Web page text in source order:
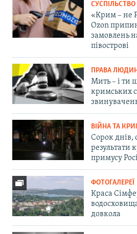
СУСПІЛЬСТВО
«Крим – не
Ozon
замовлень
півострові
ПРАВА
Мить – і ти
кримських
ВІЙНА ТА
Сорок днів,
результати
примусу
ФОТОГАЛЕРЕЇ
Краса
довкола